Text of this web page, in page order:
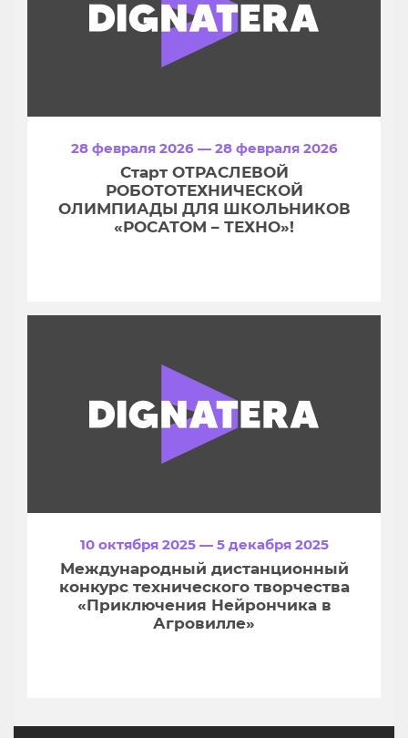
28 февраля 2026 — 28 февраля 2026
Старт ОТРАСЛЕВОЙ
РОБОТОТЕХНИЧЕСКОЙ
ОЛИМПИАДЫ ДЛЯ ШКОЛЬНИКОВ
«РОСАТОМ – ТЕХНО»!
10 октября 2025 — 5 декабря 2025
Международный дистанционный
конкурс технического творчества
«Приключения Нейрончика в
Агровилле»